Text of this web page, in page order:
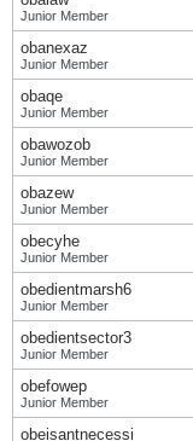
Junior Member
obanexaz
Junior Member
obaqe
Junior Member
obawozob
Junior Member
obazew
Junior Member
obecyhe
Junior Member
obedientmarsh6
Junior Member
obedientsector3
Junior Member
obefowep
Junior Member
obeisantnecessi